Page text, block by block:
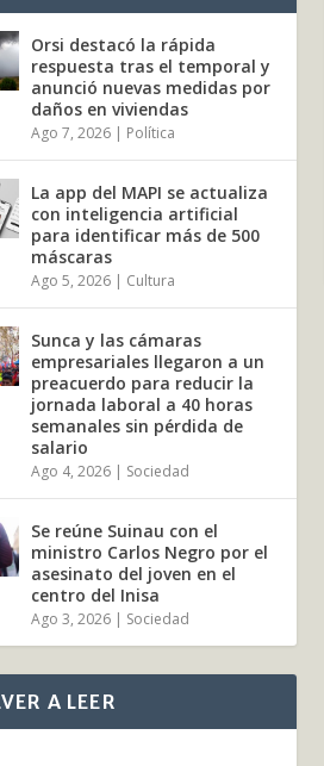
Orsi destacó la rápida
respuesta tras el temporal y
anunció nuevas medidas por
daños en viviendas
Ago 7, 2026 | Política
La app del MAPI se actualiza
con inteligencia artificial
para identificar más de 500
máscaras
Ago 5, 2026 | Cultura
Sunca y las cámaras
empresariales llegaron a un
preacuerdo para reducir la
jornada laboral a 40 horas
semanales sin pérdida de
salario
Ago 4, 2026 | Sociedad
Se reúne Suinau con el
ministro Carlos Negro por el
asesinato del joven en el
centro del Inisa
Ago 3, 2026 | Sociedad
A LEER